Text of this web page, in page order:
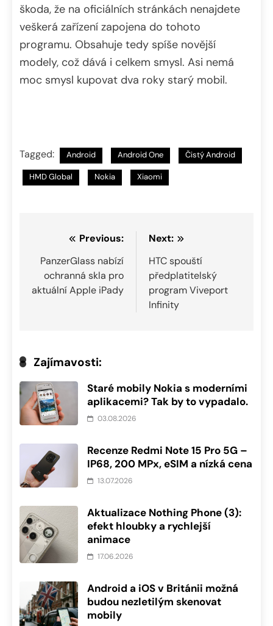
škoda, že na oficiálních stránkách nenajdete
veškerá zařízení zapojena do tohoto
programu. Obsahuje tedy spíše novější
modely, což dává i celkem smysl. Asi nemá
moc smysl kupovat dva roky starý mobil.
Tagged: Android Android One Čistý Android
HMD Global Nokia Xiaomi
Navigace
pro
příspěvek
Previous:
PanzerGlass nabízí
ochranná skla pro
aktuální Apple iPady
Next:
HTC spouští
předplatitelský
program Viveport
Infinity
Zajímavosti:
Staré mobily Nokia s moderními
aplikacemi? Tak by to vypadalo.
03.08.2026
Recenze Redmi Note 15 Pro 5G –
IP68, 200 MPx, eSIM a nízká cena
13.07.2026
Aktualizace Nothing Phone (3):
efekt hloubky a rychlejší
animace
17.06.2026
Android a iOS v Británii možná
budou nezletilým skenovat
mobily